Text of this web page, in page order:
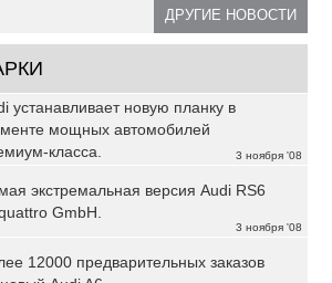
ДРУГИЕ НОВОСТИ
3 ноября '08
устанавливает новую планку в
мощных автомобилей
класса.
3 ноября '08
экстремальная версия Audi RS6
GmbH.
12000 предварительных заказов